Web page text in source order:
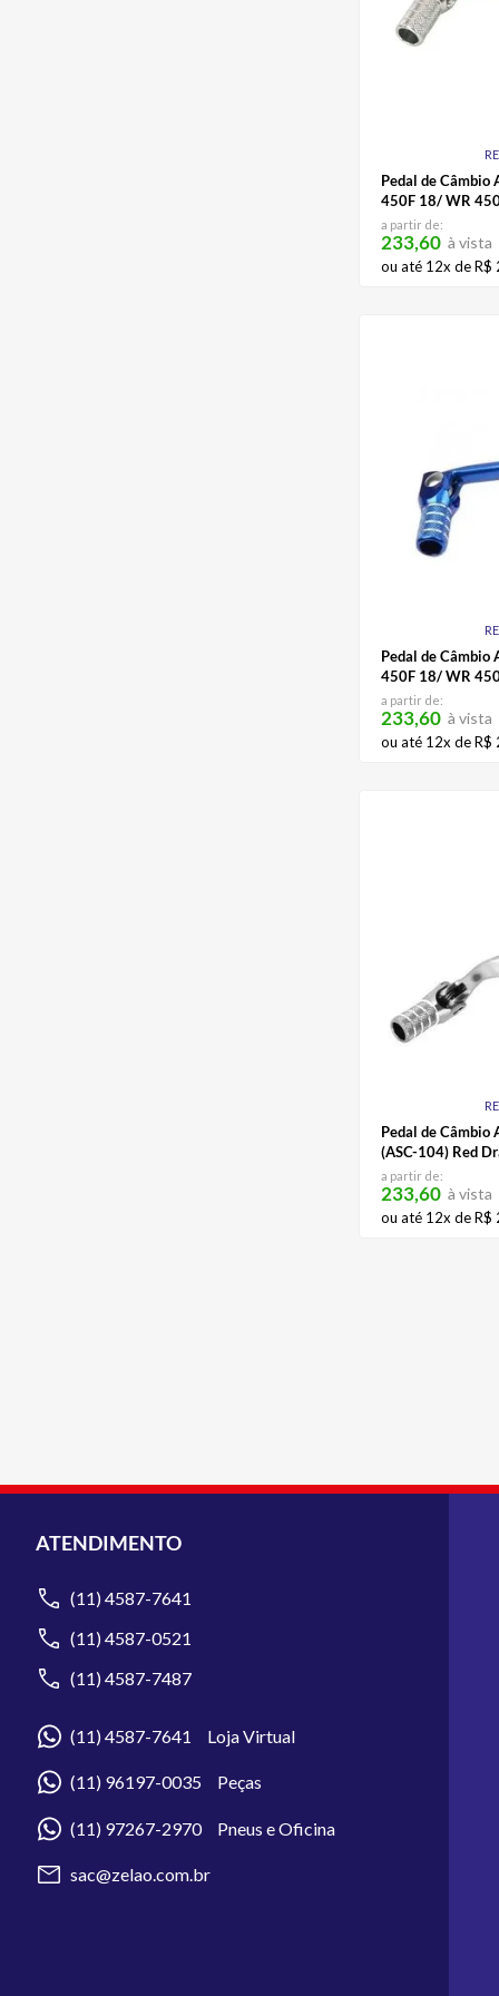
Pedal de
450F 18/ WR
Dragon
a partir de:
233,60 à vista
ou até 12x deR$
Pedal de
450F 18/ WR
Dragon
a partir de:
233,60 à vista
ou até 12x deR$
Pedal de Câmbio
(ASC-104) Red
a partir de:
233,60 à vista
ou até 12x deR$
ATENDIMENTO
(11) 4587-7641
(11) 4587-0521
(11) 4587-7487
(11) 4587-7641 Loja Virtual
(11) 96197-0035 Peças
(11) 97267-2970 Pneus e Oficina
sac@zelao.com.br